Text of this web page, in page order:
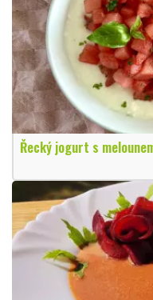
Řecký jogurt s